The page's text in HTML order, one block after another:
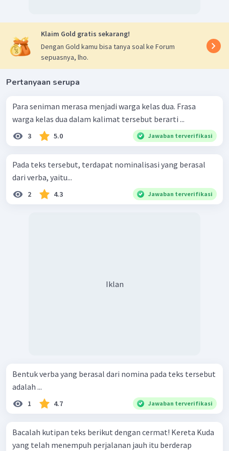
Klaim Gold gratis sekarang!
Dengan Gold kamu bisa tanya soal ke Forum
sepuasnya, lho.
Pertanyaan serupa
Para seniman merasa menjadi warga kelas dua. Frasa
warga kelas dua dalam kalimat tersebut berarti ...
3 5.0 Jawaban terverifikasi
Pada teks tersebut, terdapat nominalisasi yang berasal
dari verba, yaitu...
2 4.3 Jawaban terverifikasi
Iklan
Bentuk verba yang berasal dari nomina pada teks tersebut
adalah ...
1 4.7 Jawaban terverifikasi
Bacalah kutipan teks berikut dengan cermat! Kereta Kuda
yang telah menempuh perjalanan jauh itu berderap